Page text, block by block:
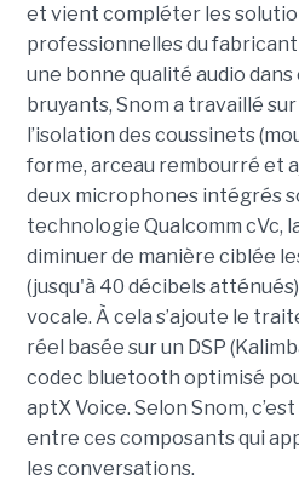
et vient compléter les
professionnelles du
une bonne qualité audio
bruyants, Snom a travaillé
l’isolation des coussinets
forme, arceau rembourré et
deux microphones intégrés
technologie Qualcomm cVc,
diminuer de manière ciblée
(jusqu'à 40 décibels
vocale. À cela s’ajoute le
réel basée sur un DSP
codec bluetooth optimisé
aptX Voice. Selon Snom,
entre ces composants qui
les conversations.